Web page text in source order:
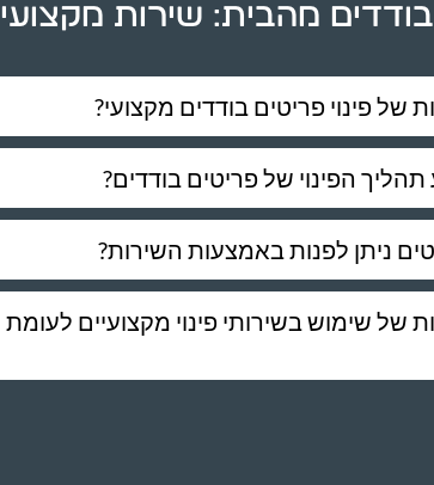
בודדים מהבית: שירות מקצועי
של פינוי פריטים בודדים מקצועי?
הפינוי של פריטים בודדים?
ניתן לפנות באמצעות השירות?
של שימוש בשירותי פינוי מקצועיים לעומת